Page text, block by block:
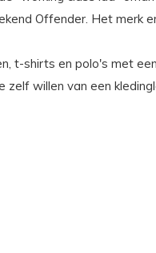
Offender. Het merk
t-shirts en polo's met
willen van een